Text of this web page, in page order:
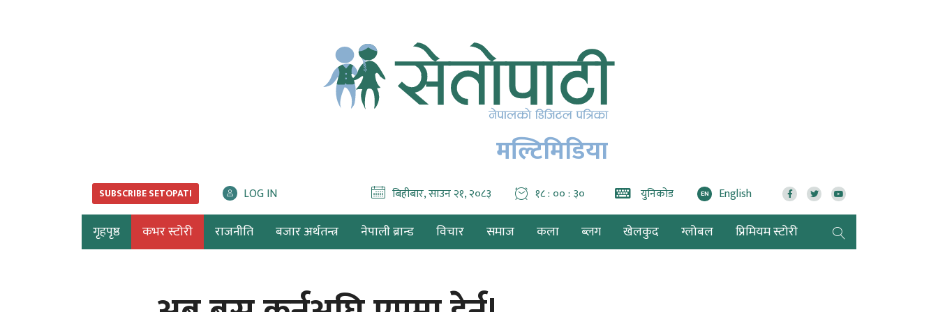
मल्टिमिडिया
SUBSCRIBE SETOPATI LOG IN बिहीबार, साउन २१, २०८३ १८ : ०० : ३१ युनिकोड EN English
गृहपृष्ठ कभर स्टोरी राजनीति बजार अर्थतन्त्र नेपाली ब्रान्ड विचार समाज कला ब्लग खेलकुद ग्लोबल प्रिमियम स्टोरी